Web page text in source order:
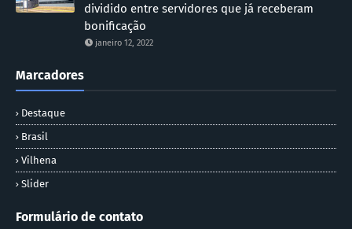
dividido entre servidores que já receberam
bonificação
janeiro 12, 2022
Marcadores
Destaque
Brasil
Vilhena
Slider
Formulário de contato